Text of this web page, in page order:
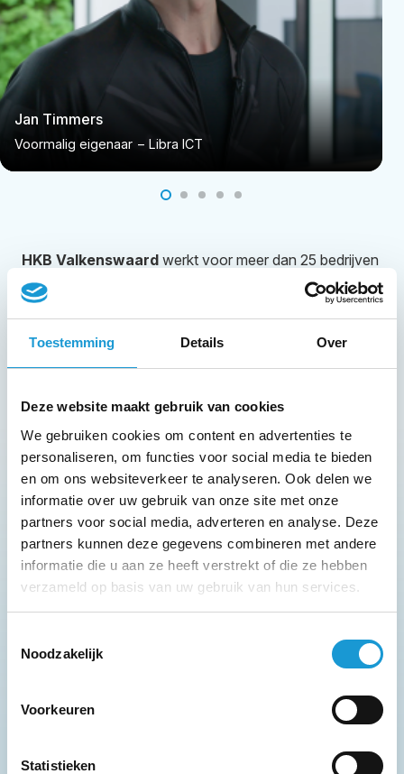
Toestemming Details Over
Deze website maakt gebruik van cookies
We gebruiken cookies om content en advertenties te
personaliseren, om functies voor social media te bieden
en om ons websiteverkeer te analyseren. Ook delen we
informatie over uw gebruik van onze site met onze
partners voor social media, adverteren en analyse. Deze
partners kunnen deze gegevens combineren met andere
informatie die u aan ze heeft verstrekt of die ze hebben
verzameld op basis van uw gebruik van hun services.
Noodzakelijk
Voorkeuren
Statistieken
Jan Timmers
Voormalig eigenaar – Libra ICT
HKB Valkenswaard werkt voor meer dan 25 bedrijven
Adviseurs HKB Valkenswaard